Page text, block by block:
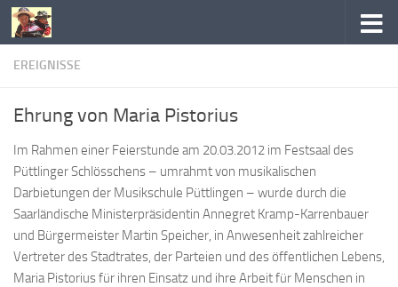
Zum Inhalt springen
EREIGNISSE
Ehrung von Maria Pistorius
Im Rahmen einer Feierstunde am 20.03.2012 im Festsaal des
Püttlinger Schlösschens – umrahmt von musikalischen
Darbietungen der Musikschule Püttlingen – wurde durch die
Saarländische Ministerpräsidentin Annegret Kramp-Karrenbauer
und Bürgermeister Martin Speicher, in Anwesenheit zahlreicher
Vertreter des Stadtrates, der Parteien und des öffentlichen Lebens,
Maria Pistorius für ihren Einsatz und ihre Arbeit für Menschen in